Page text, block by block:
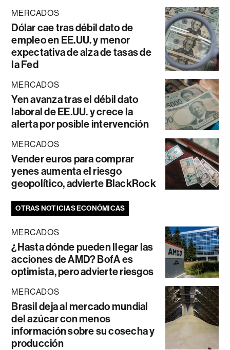
MERCADOS
Dólar cae tras débil dato de
empleo en EE.UU. y menor
expectativa de alza de tasas de
la Fed
MERCADOS
Yen avanza tras el débil dato
laboral de EE.UU. y crece la
alerta por posible intervención
MERCADOS
Vender euros para comprar
yenes aumenta el riesgo
geopolítico, advierte BlackRock
OTRAS NOTICIAS ECONÓMICAS
MERCADOS
¿Hasta dónde pueden llegar las
acciones de AMD? BofA es
optimista, pero advierte riesgos
MERCADOS
Brasil deja al mercado mundial
del azúcar con menos
información sobre su cosecha y
producción